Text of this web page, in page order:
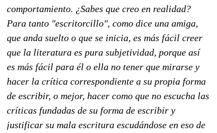
comportamiento. ¿Sabes que creo en realidad?
Para tanto "escritorcillo", como dice una amiga,
que anda suelto o que se inicia, es más fácil creer
que la literatura es pura subjetividad, porque así
es más fácil para él o ella no tener que mirarse y
hacer la crítica correspondiente a su propia forma
de escribir, o mejor, hacer como que no escucha las
críticas fundadas de su forma de escribir y
justificar su mala escritura escudándose en eso de